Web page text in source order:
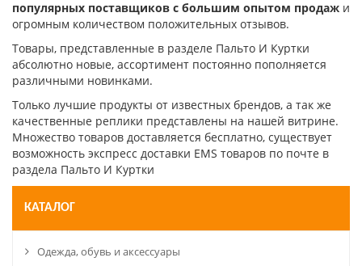
КАТАЛОГ
Одежда, обувь и аксессуары
популярных поставщиков с большим опытом продаж и
огромным количеством положительных отзывов.
Товары, представленные в разделе Пальто И Куртки
абсолютно новые, ассортимент постоянно пополняется
различными новинками.
Только лучшие продукты от известных брендов, а так же
качественные реплики представлены на нашей витрине.
Множество товаров доставляется бесплатно, существует
возможность экспресс доставки EMS товаров по почте в
раздела Пальто И Куртки